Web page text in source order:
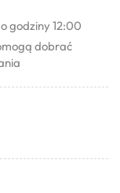
godziny 12:00
dobrać